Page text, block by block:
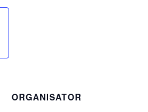
ORGANISATOR